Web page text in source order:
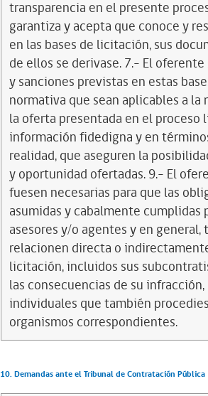
transparencia en el presente
garantiza y acepta que conoce y
en las bases de licitación, sus
de ellos se derivase. 7.- El
y sanciones previstas en estas
normativa que sean aplicables a
la oferta presentada en el
información fidedigna y en
realidad, que aseguren la
y oportunidad ofertadas. 9.- El
fuesen necesarias para que las
asumidas y cabalmente
asesores y/o agentes y en
relacionen directa o
licitación, incluidos sus
las consecuencias de su
individuales que también
organismos correspondientes.
10. Demandas ante el Tribunal de Contratación Pública